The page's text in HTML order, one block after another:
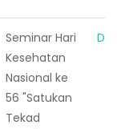
Seminar Hari
Kesehatan
Nasional ke
56 "Satukan
Tekad